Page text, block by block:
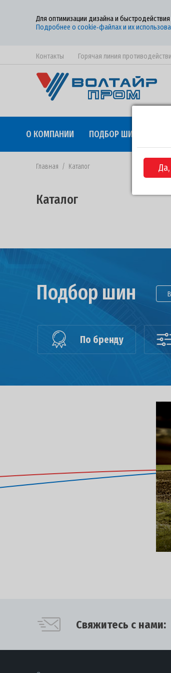
Для оптимизации дизайна и
Подробнее о cookie‑файлах и их
Контакты Горячая линия
О КОМПАНИИ ПОДБОР ШИН
Главная / Каталог
Каталог
Подбор шин
По бренду
Свяжитесь с нами: